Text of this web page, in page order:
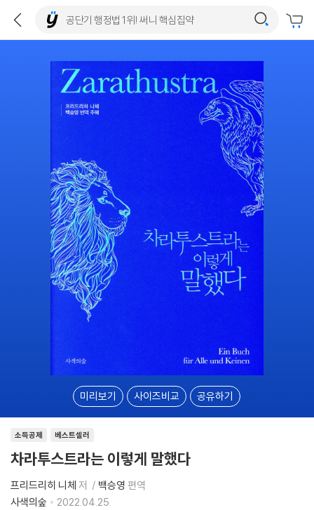
미리보기 사이즈비교 공유하기
소득공제 베스트셀러
차라투스트라는 이렇게 말했다
프리드리히 니체 저 백승영 편역
사색의숲
2022.04.25.